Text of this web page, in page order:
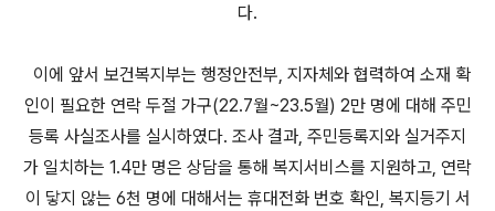
다.
이에 앞서 보건복지부는 행정안전부, 지자체와 협력하여 소재 확
인이 필요한 연락 두절 가구(22.7월~23.5월) 2만 명에 대해 주민
등록 사실조사를 실시하였다. 조사 결과, 주민등록지와 실거주지
가 일치하는 1.4만 명은 상담을 통해 복지서비스를 지원하고, 연락
이 닿지 않는 6천 명에 대해서는 휴대전화 번호 확인, 복지등기 서